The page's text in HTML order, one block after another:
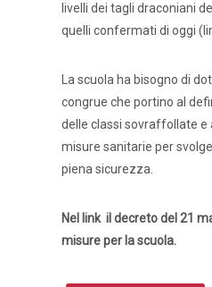
livelli dei tagli draconiani
quelli confermati di oggi
La scuola ha bisogno di
congrue che portino al
delle classi sovraffollate e
misure sanitarie per
piena sicurezza.
Nel link il decreto del 21
misure per la scuola.